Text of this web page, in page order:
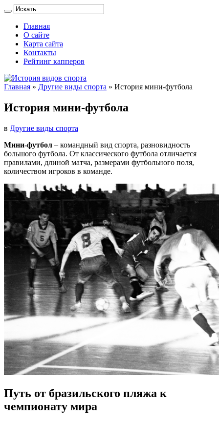
Главная
О сайте
Карта сайта
Контакты
Рейтинг капперов
Главная » Другие виды спорта » История мини-футбола
История мини-футбола
в Другие виды спорта
Мини-футбол – командный вид спорта, разновидность
большого футбола. От классического футбола отличается
правилами, длиной матча, размерами футбольного поля,
количеством игроков в команде.
Путь от бразильского пляжа к
чемпионату мира